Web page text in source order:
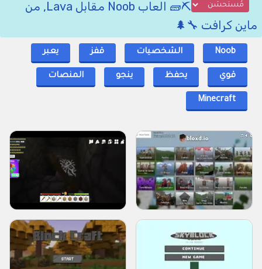
⛏️🧱 العاب Noob مقابل Lava, من
ماين كرافت 🔧🌲
Noob الشخصيات قفز يعبر
قوي يحفظ ينجو المنصات
Minecraft